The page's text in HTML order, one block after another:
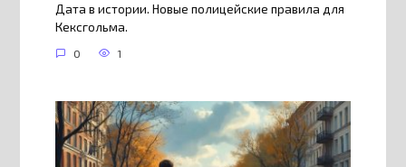
Дата в истории. Новые полицейские правила для
Кексгольма.
0 1